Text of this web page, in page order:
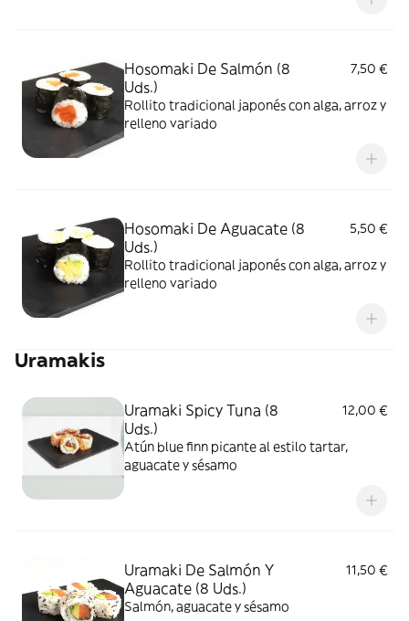
Hosomaki De Salmón (8
Uds.)
7,50 €
Rollito tradicional japonés con alga, arroz y
relleno variado
Hosomaki De Aguacate (8
Uds.)
5,50 €
Rollito tradicional japonés con alga, arroz y
relleno variado
Uramakis
Uramaki Spicy Tuna (8
Uds.)
12,00 €
Atún blue finn picante al estilo tartar,
aguacate y sésamo
Uramaki De Salmón Y
Aguacate (8 Uds.)
11,50 €
Salmón, aguacate y sésamo